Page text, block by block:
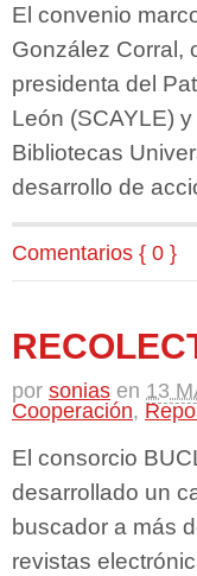
El convenio
González Corral,
presidenta del
León (SCAYLE)
Bibliotecas
desarrollo de
Comentarios { 0 }
por sonias en 13
Cooperación,
El consorcio
desarrollado un
buscador a más
revistas